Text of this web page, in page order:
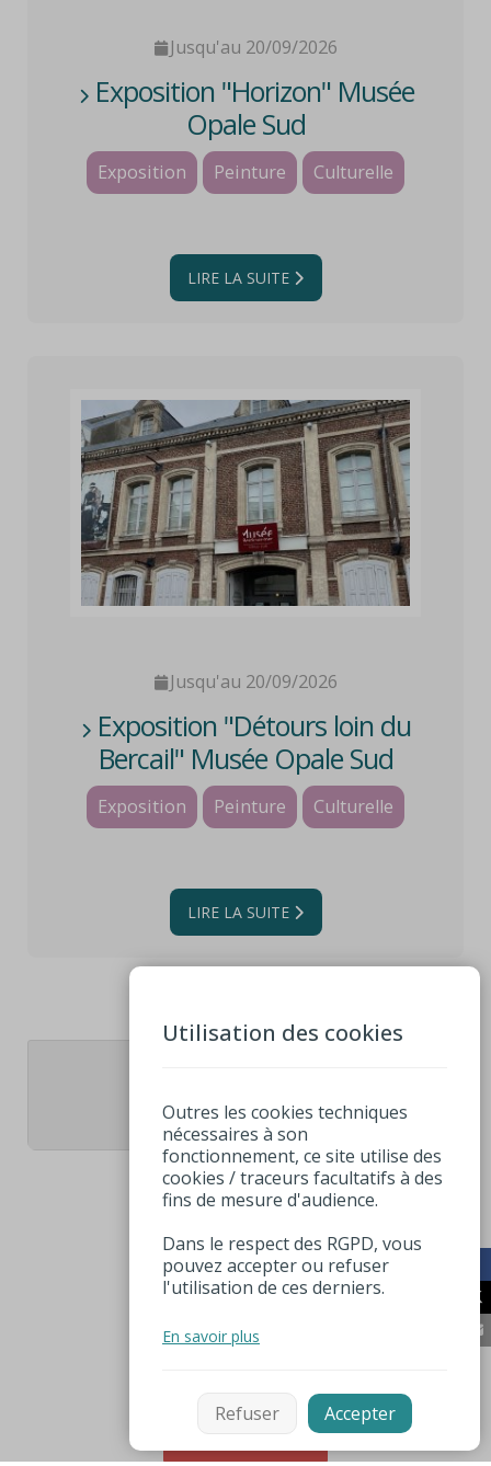
Jusqu'au 20/09/2026
Exposition "Horizon" Musée
Opale Sud
Exposition Peinture Culturelle
LIRE LA SUITE
Jusqu'au 20/09/2026
Exposition "Détours loin du
Bercail" Musée Opale Sud
Exposition Peinture Culturelle
LIRE LA SUITE
Filtrer
Utilisation des cookies
Outres les cookies techniques
nécessaires à son
fonctionnement, ce site utilise des
cookies / traceurs facultatifs à des
fins de mesure d'audience.
Dans le respect des RGPD, vous
pouvez accepter ou refuser
l'utilisation de ces derniers.
En savoir plus
Refuser Accepter